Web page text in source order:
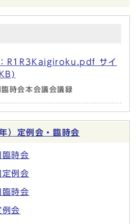
R1R3Kaigiroku.pdf サイ
時会本会議会議録
）定例会・臨時会
臨時会
定例会
臨時会
例会